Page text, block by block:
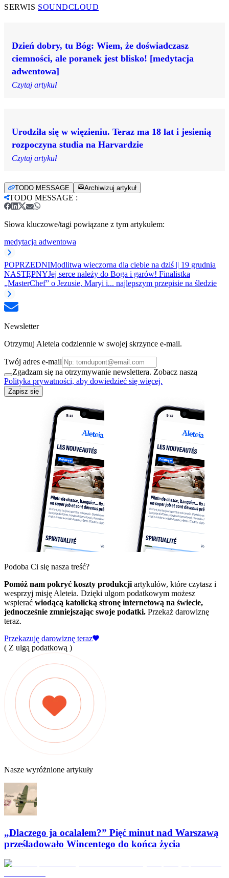
SERWIS SOUNDCLOUD
Dzień dobry, tu Bóg: Wiem, że doświadczasz
ciemności, ale poranek jest blisko! [medytacja
adwentowa]
Czytaj artykuł
Urodziła się w więzieniu. Teraz ma 18 lat i jesienią
rozpoczyna studia na Harvardzie
Czytaj artykuł
TODO MESSAGE Archiwizuj artykuł
TODO MESSAGE :
Słowa kluczowe/tagi powiązane z tym artykułem:
medytacja adwentowa
POPRZEDNIModlitwa wieczorna dla ciebie na dziś || 19 grudnia
NASTĘPNYJej serce należy do Boga i garów! Finalistka
„MasterChef” o Jezusie, Maryi i... najlepszym przepisie na śledzie
Newsletter
Otrzymuj Aleteia codziennie w swojej skrzynce e-mail.
Twój adres e-mail
Zgadzam się na otrzymywanie newslettera. Zobacz naszą
Polityka prywatności, aby dowiedzieć się więcej.
Zapisz się
Podoba Ci się nasza treść?
Pomóż nam pokryć koszty produkcji artykułów, które czytasz i
wesprzyj misję Aleteia. Dzięki ulgom podatkowym możesz
wspierać wiodącą katolicką stronę internetową na świecie,
jednocześnie zmniejszając swoje podatki. Przekaż darowiznę
teraz.
Przekazuję darowiznę teraz
( Z ulgą podatkową )
Nasze wyróżnione artykuły
„Dlaczego ja ocalałem?” Pięć minut nad Warszawą
prześladowało Wincentego do końca życia